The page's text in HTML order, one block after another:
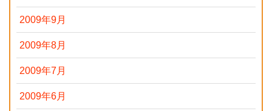
2009年9月
2009年8月
2009年7月
2009年6月